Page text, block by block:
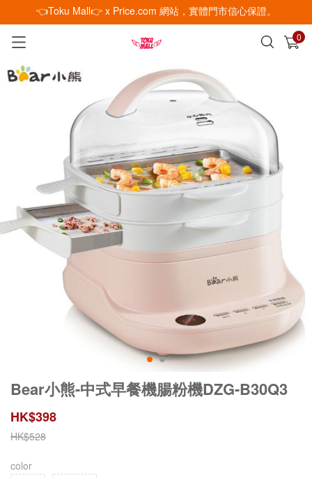
👈Toku Mall👉 x Price.com 網站，實體門市信心保證。
0
已加入購物車 查看
Bear小熊-中式早餐機腸粉機DZG-B30Q3
HK$398
HK$528
color